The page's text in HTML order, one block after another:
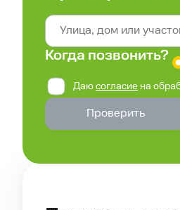
Когда позвонить?
Даюсогласие на
Проверить